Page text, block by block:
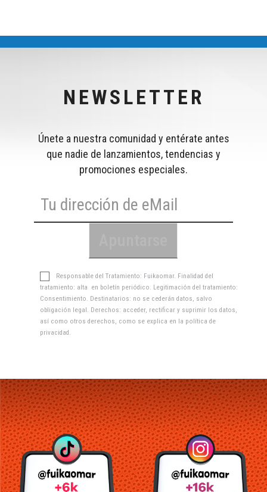
NEWSLETTER
Únete a nuestra comunidad y entérate antes
que nadie de lanzamientos, tendencias y
promociones especiales.
Responsable del Tratamiento: Fuikaomar. Finalidad del
tratamiento: alta en boletín periódico. Legitimación del tratamiento:
Consentimiento. Destinatarios: no se cederán datos, salvo
obligación legal. Derechos: acceder, rectificar y suprimir los datos,
así como otros derechos, como se explica en la política de
privacidad .